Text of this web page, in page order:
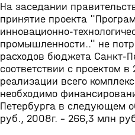
На заседании
принятие проекта
инновационно-
промышленности.." не
расходов бюджета Санкт-
соответствии с проектом
реализации всего
необходимо
Петербурга в следующем
руб., 2008г. - 266,3 млн